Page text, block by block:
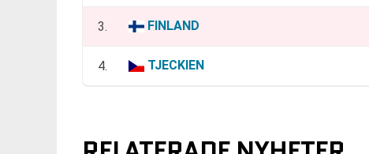
3. FINLAND
4. TJECKIEN